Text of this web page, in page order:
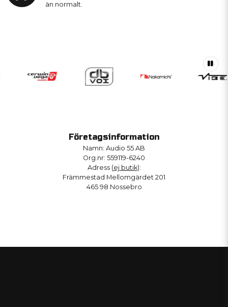
än normalt.
Företagsinformation
Namn: Audio 55 AB
Org.nr: 559119-6240
Adress (ej butik):
Främmestad Mellomgärdet 201
465 98 Nossebro